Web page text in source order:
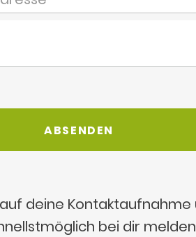
deine Kontaktaufnahme
bei dir